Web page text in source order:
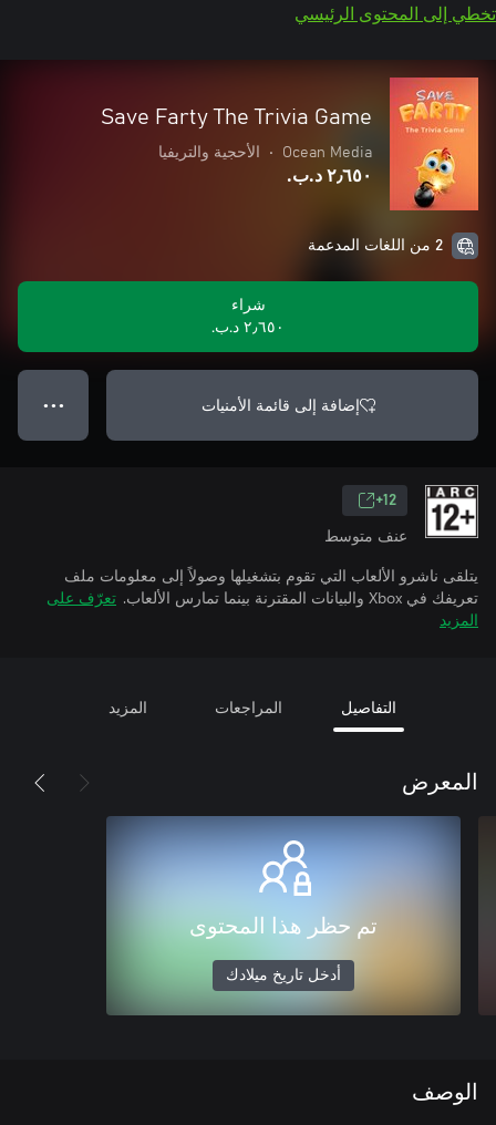
تخطي إلى المحتوى الرئيسي
Save Farty The Trivia Game
Ocean Media
• الأحجية والتريفيا
٢٫٦٥٠ د.ب.‏
2 من اللغات المدعمة
شراء
٢٫٦٥٠ د.ب.‏
إضافة إلى قائمة الأمنيات ● ● ●
12+
عنف متوسط
يتلقى ناشرو الألعاب التي تقوم بتشغيلها وصولاً إلى معلومات ملف
تعريفك في Xbox والبيانات المقترنة بينما تمارس الألعاب.
تعرّف على
المزيد
التفاصيل المراجعات المزيد
المعرض
تم حظر هذا المحتوى
أدخل تاريخ ميلادك
الوصف